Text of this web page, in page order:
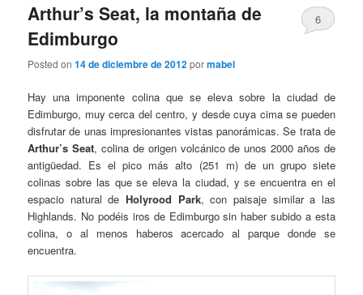
Arthur’s Seat, la montaña de
Edimburgo
Posted on14 de diciembre de 2012pormabel
6
Hay una imponente colina que se eleva sobre la ciudad de
Edimburgo, muy cerca del centro, y desde cuya cima se pueden
disfrutar de unas impresionantes vistas panorámicas. Se trata de
Arthur’s Seat, colina de origen volcánico de unos 2000 años de
antigüedad. Es el pico más alto (251 m) de un grupo siete
colinas sobre las que se eleva la ciudad, y se encuentra en el
espacio natural deHolyrood Park, con paisaje similar a las
Highlands. No podéis iros de Edimburgo sin haber subido a esta
colina, o al menos haberos acercado al parque donde se
encuentra.